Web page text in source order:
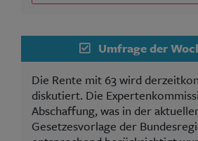
Umfrage der
Die Rente mit 63 wird
diskutiert. Die
Abschaffung, was in der
Gesetzesvorlage der